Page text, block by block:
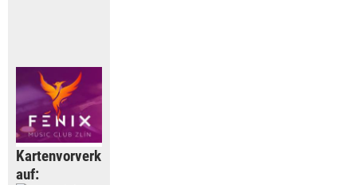
Kartenvorverk
auf: